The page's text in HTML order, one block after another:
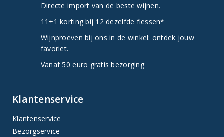
Directe import van de beste wijnen.
11+1 korting bij 12 dezelfde flessen*
Wijnproeven bij ons in de winkel: ontdek jouw
favoriet.
Vanaf 50 euro gratis bezorging
Klantenservice
Klantenservice
Bezorgservice